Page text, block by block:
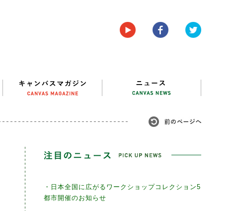
・日本全国に広がるワークショップコレクション5
都市開催のお知らせ